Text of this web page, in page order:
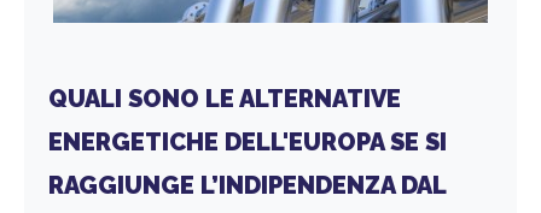
QUALI SONO LE ALTERNATIVE
ENERGETICHE DELL'EUROPA SE SI
RAGGIUNGE L’INDIPENDENZA DAL